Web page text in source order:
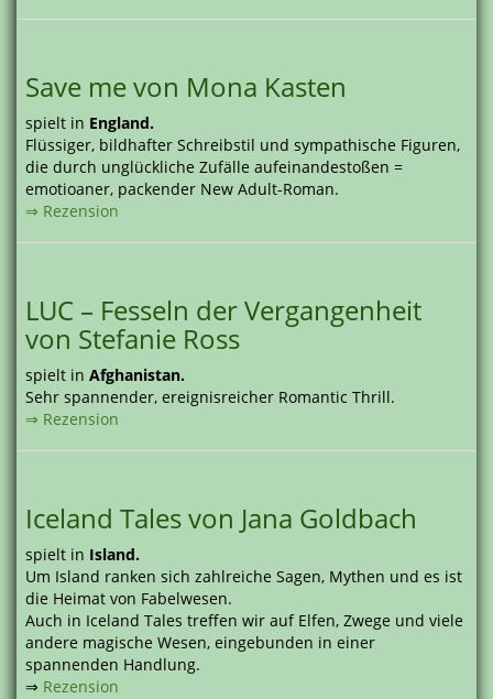
Save me von Mona Kasten
spielt in England.
Flüssiger, bildhafter Schreibstil und sympathische Figuren,
die durch unglückliche Zufälle aufeinandestoßen =
emotioaner, packender New Adult-Roman.
⇒ Rezension
LUC – Fesseln der Vergangenheit
von Stefanie Ross
spielt in Afghanistan.
Sehr spannender, ereignisreicher Romantic Thrill.
⇒ Rezension
Iceland Tales von Jana Goldbach
spielt in Island.
Um Island ranken sich zahlreiche Sagen, Mythen und es ist
die Heimat von Fabelwesen.
Auch in Iceland Tales treffen wir auf Elfen, Zwege und viele
andere magische Wesen, eingebunden in einer
spannenden Handlung.
⇒ Rezension